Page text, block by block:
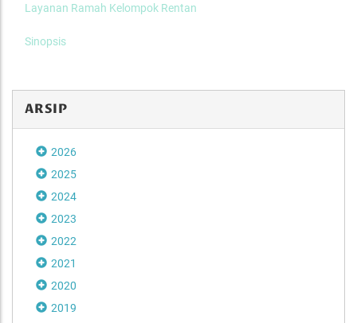
Layanan Ramah Kelompok Rentan
Sinopsis
ARSIP
2026
2025
2024
2023
2022
2021
2020
2019